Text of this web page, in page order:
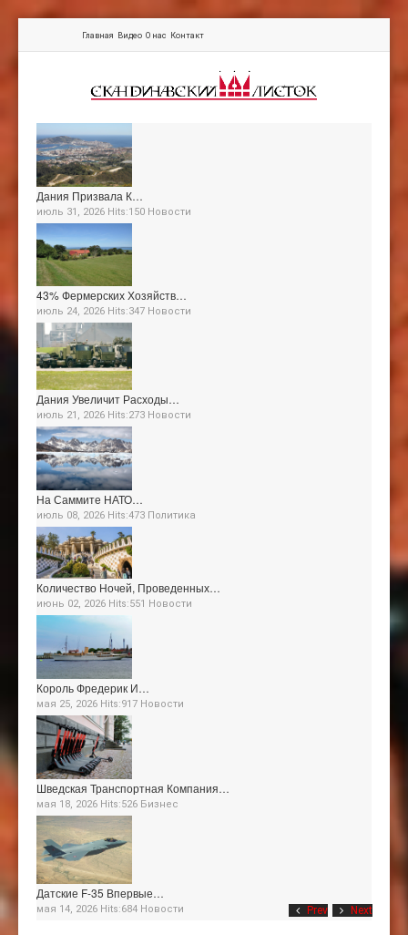
Главная Видео О нас Контакт
Prev Next
Дания Призвала К…
июль 31, 2026 Hits:150 Новости
43% Фермерских Хозяйств…
июль 24, 2026 Hits:347 Новости
Дания Увеличит Расходы…
июль 21, 2026 Hits:273 Новости
На Саммите НАТО…
июль 08, 2026 Hits:473 Политика
Количество Ночей, Проведенных…
июнь 02, 2026 Hits:551 Новости
Король Фредерик И…
мая 25, 2026 Hits:917 Новости
Шведская Транспортная Компания…
мая 18, 2026 Hits:526 Бизнес
Датские F-35 Впервые…
мая 14, 2026 Hits:684 Новости